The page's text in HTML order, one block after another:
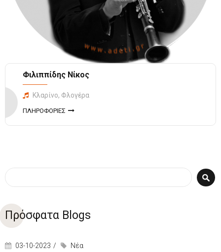
Φιλιππίδης Νίκος
Κλαρίνο, Φλογέρα
ΠΛΗΡΟΦΟΡΙΕΣ
Φόρμα αναζήτησης
Αναζήτηση
Πρόσφατα Blogs
03-10-2023 Νέα